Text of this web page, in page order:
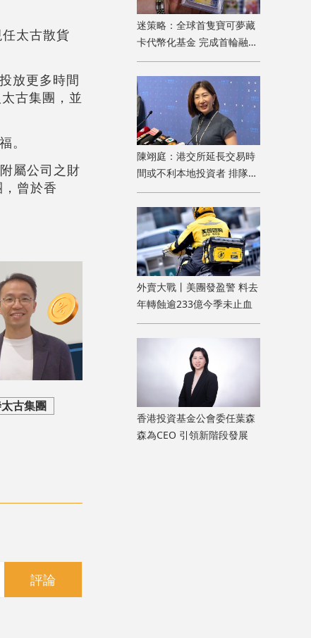
太古散貨
放更多時間
古集團，並
。
屬公司之財
曾於香
古集團
評論
迷策略：全球首隻寶可夢藏
卡代幣化基金 完成首輪融資
兼獲超購
陳翊庭：港交所延長交易時
間或不利本地投資者 排隊上
市公司數量創新高
外賣大戰丨美團發盈警 料去
年轉蝕逾233億今季未止血
香港投資基金公會委任葉森
森為CEO 引領新階段發展